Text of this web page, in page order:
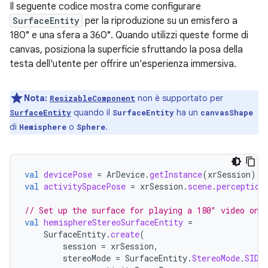
Il seguente codice mostra come configurare
SurfaceEntity per la riproduzione su un emisfero a
180° e una sfera a 360°. Quando utilizzi queste forme di
canvas, posiziona la superficie sfruttando la posa della
testa dell'utente per offrire un'esperienza immersiva.
Nota: ResizableComponent non è supportato per
SurfaceEntity quando il SurfaceEntity ha un canvasShape
di Hemisphere o Sphere.
val devicePose = ArDevice.getInstance(xrSession).
val activitySpacePose = xrSession . scene.
// Set up the surface for playing a 180° video on a
val hemisphereStereoSurfaceEntity =
SurfaceEntity.create(
session = xrSession,
stereoMode = SurfaceEntity.StereoMode.